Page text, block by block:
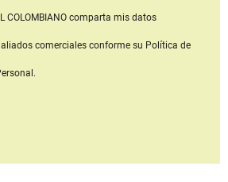
COLOMBIANOcomparta mis datos
comerciales conforme su Política de